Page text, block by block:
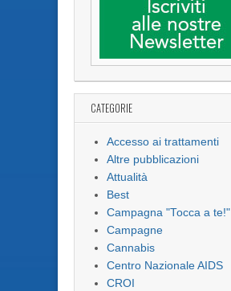
CATEGORIE
Accesso ai trattamenti
Altre pubblicazioni
Attualità
Best
Campagna "Tocca a te!"
Campagne
Cannabis
Centro Nazionale AIDS
CROI